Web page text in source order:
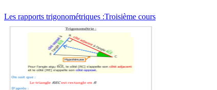
Les rapports trigonométriques :Troisième cours